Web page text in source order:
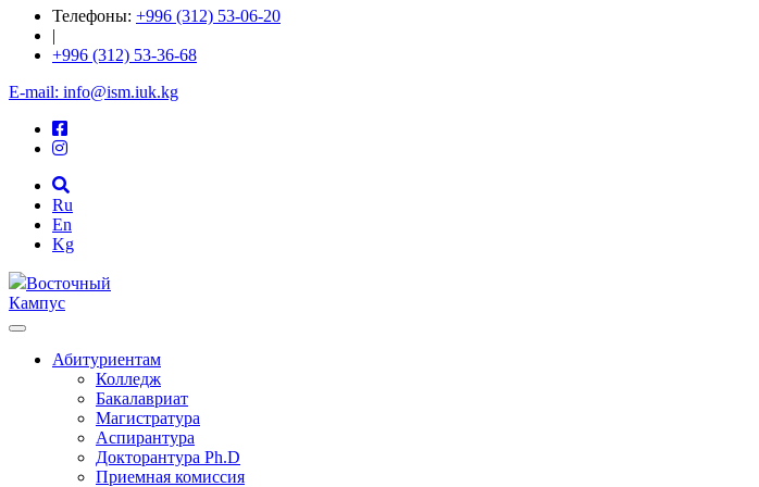
Телефоны: +996 (312) 53-06-20
|
+996 (312) 53-36-68
E-mail: info@ism.iuk.kg
Ru
En
Kg
Восточный
Кампус
Абитуриентам
Колледж
Бакалавриат
Магистратура
Аспирантура
Докторантура Ph.D
Приемная комиссия